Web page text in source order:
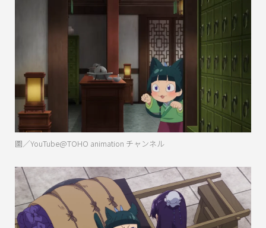
圖／YouTube@TOHO animation チャンネル